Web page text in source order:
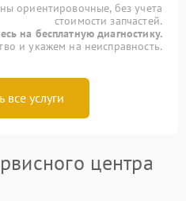
ориентировочные, без учета
стоимости запчастей.
на бесплатную диагностику.
и укажем на неисправность.
все услуги
центра